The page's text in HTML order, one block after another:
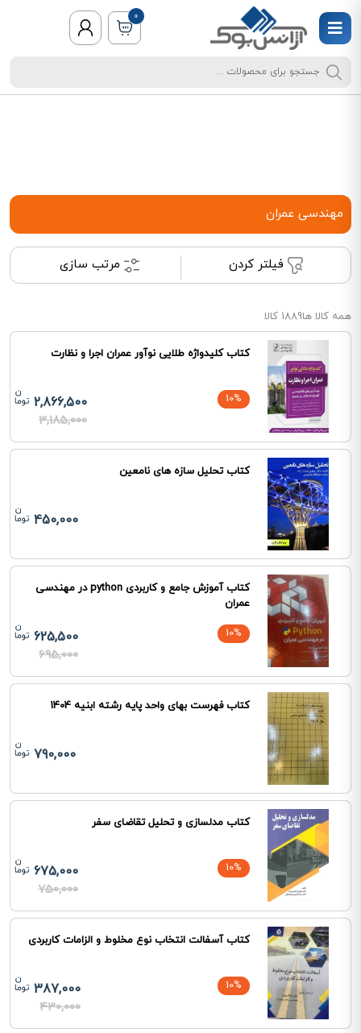
0
مهندسی عمران
همه کالا ها1889 کالا
کتاب کلیدواژه طلایی نوآور عمران اجرا و نظارت
10%
2,866,500
3,185,000
کتاب تحلیل سازه های نامعین
450,000
کتاب آموزش جامع و کاربردی python در مهندسی
عمران
10%
625,500
695,000
کتاب فهرست بهای واحد پایه رشته ابنیه 1404
790,000
کتاب مدلسازی و تحلیل تقاضای سفر
10%
675,000
750,000
کتاب آسفالت انتخاب نوع مخلوط و الزامات کاربردی
10%
387,000
430,000